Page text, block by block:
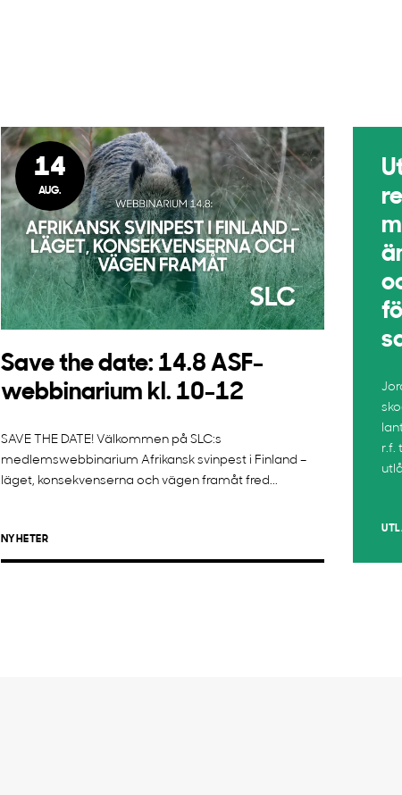
14
AUG.
Save the date: 14.8 ASF-
webbinarium kl. 10-12
SAVE THE DATE! Välkommen på SLC:s
medlemswebbinarium Afrikansk svinpest i Finland –
läget, konsekvenserna och vägen framåt fred...
NYHETER
r.f.